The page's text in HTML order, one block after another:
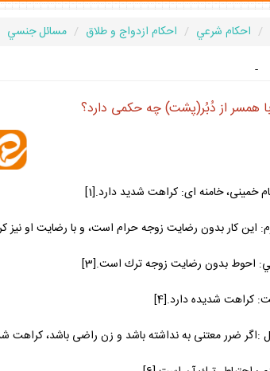
احكام شرعي احكام ازدواج و طلاق
مسائل جنسي
-
همسر از دُبُر(پشت) چه حكمى دارد؟
خمينى، خامنه‏ اى: كراهت شديد دارد.[1]
اين كار بدون رضايت زوجه حرام است، و با رضايت او
احوط بدون رضايت زوجه ترك است.[3]
كراهت شديده دارد.[4]
:اگر ضرر معتنى به نداشته باشد و زن راضى باشد، كراهت